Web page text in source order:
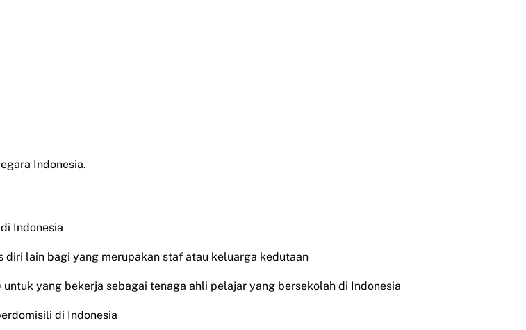
Indonesia.
Indonesia
lain bagi yang merupakan staf atau keluarga kedutaan
yang bekerja sebagai tenaga ahli pelajar yang bersekolah di Indonesia
di Indonesia